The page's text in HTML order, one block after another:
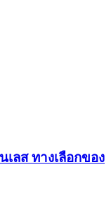
ลส ทางเลือกของ